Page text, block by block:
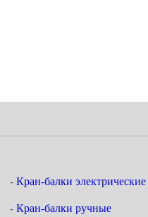
- Кран-балки электрические
- Кран-балки ручные